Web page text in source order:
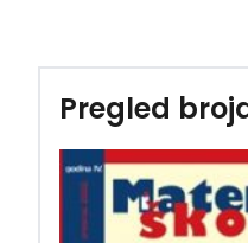
Pregled